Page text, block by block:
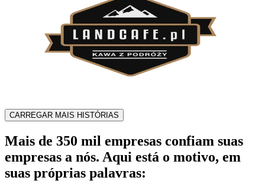
CARREGAR MAIS HISTÓRIAS
Mais de 350 mil empresas confiam suas
empresas a nós. Aqui está o motivo, em
suas próprias palavras: